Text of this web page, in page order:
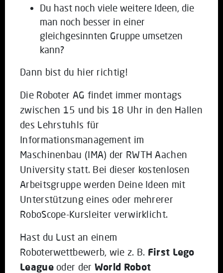
Du hast noch viele weitere Ideen, die
man noch besser in einer
gleichgesinnten Gruppe umsetzen
kann?
Dann bist du hier richtig!
Die Roboter AG findet immer montags
zwischen 15 und bis 18 Uhr in den Hallen
des Lehrstuhls für
Informationsmanagement im
Maschinenbau (IMA) der RWTH Aachen
University statt. Bei dieser kostenlosen
Arbeitsgruppe werden Deine Ideen mit
Unterstützung eines oder mehrerer
RoboScope-Kursleiter verwirklicht.
Hast du Lust an einem
Roboterwettbewerb, wie z. B. First Lego
Leagueoder der World Robot